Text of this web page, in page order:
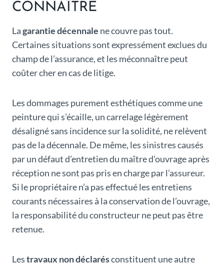
CONNAÎTRE
Lagarantie décennale ne couvre pas tout.
Certaines situations sont expressément exclues du
champ de l’assurance, et les méconnaître peut
coûter cher en cas de litige.
Les dommages purement esthétiques comme une
peinture qui s’écaille, un carrelage légèrement
désaligné sans incidence sur la solidité, ne relèvent
pas de la décennale. De même, les sinistres causés
par un défaut d’entretien du maître d’ouvrage après
réception ne sont pas pris en charge par l’assureur.
Si le propriétaire n’a pas effectué les entretiens
courants nécessaires à la conservation de l’ouvrage,
la responsabilité du constructeur ne peut pas être
retenue.
Lestravaux non déclarésconstituent une autre